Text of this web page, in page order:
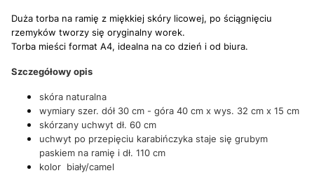
Duża torba na ramię z miękkiej skóry licowej, po ściągnięciu
rzemyków tworzy się oryginalny worek.
Torba mieści format A4, idealna na co dzień i od biura.
Szczegółowy opis
skóra naturalna
wymiary szer. dół 30 cm - góra 40 cm x wys. 32 cm x 15 cm
skórzany uchwyt dł. 60 cm
uchwyt po przepięciu karabińczyka staje się grubym
paskiem na ramię i dł. 110 cm
kolor biały/camel